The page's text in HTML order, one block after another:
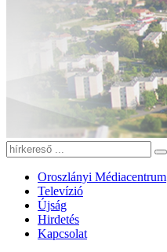
Oroszlányi Médiacentrum
Televízió
Újság
Hirdetés
Kapcsolat